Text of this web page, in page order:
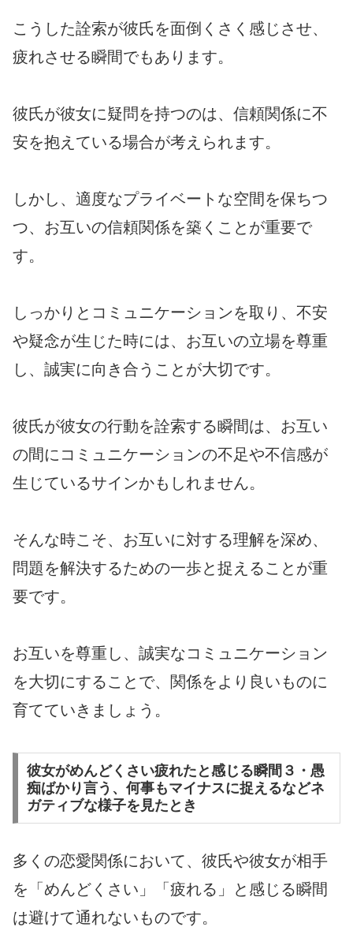
こうした詮索が彼氏を面倒くさく感じさせ、
疲れさせる瞬間でもあります。
彼氏が彼女に疑問を持つのは、信頼関係に不
安を抱えている場合が考えられます。
しかし、適度なプライベートな空間を保ちつ
つ、お互いの信頼関係を築くことが重要で
す。
しっかりとコミュニケーションを取り、不安
や疑念が生じた時には、お互いの立場を尊重
し、誠実に向き合うことが大切です。
彼氏が彼女の行動を詮索する瞬間は、お互い
の間にコミュニケーションの不足や不信感が
生じているサインかもしれません。
そんな時こそ、お互いに対する理解を深め、
問題を解決するための一歩と捉えることが重
要です。
お互いを尊重し、誠実なコミュニケーション
を大切にすることで、関係をより良いものに
育てていきましょう。
彼女がめんどくさい疲れたと感じる瞬間３・愚
痴ばかり言う、何事もマイナスに捉えるなどネ
ガティブな様子を見たとき
多くの恋愛関係において、彼氏や彼女が相手
を「めんどくさい」「疲れる」と感じる瞬間
は避けて通れないものです。